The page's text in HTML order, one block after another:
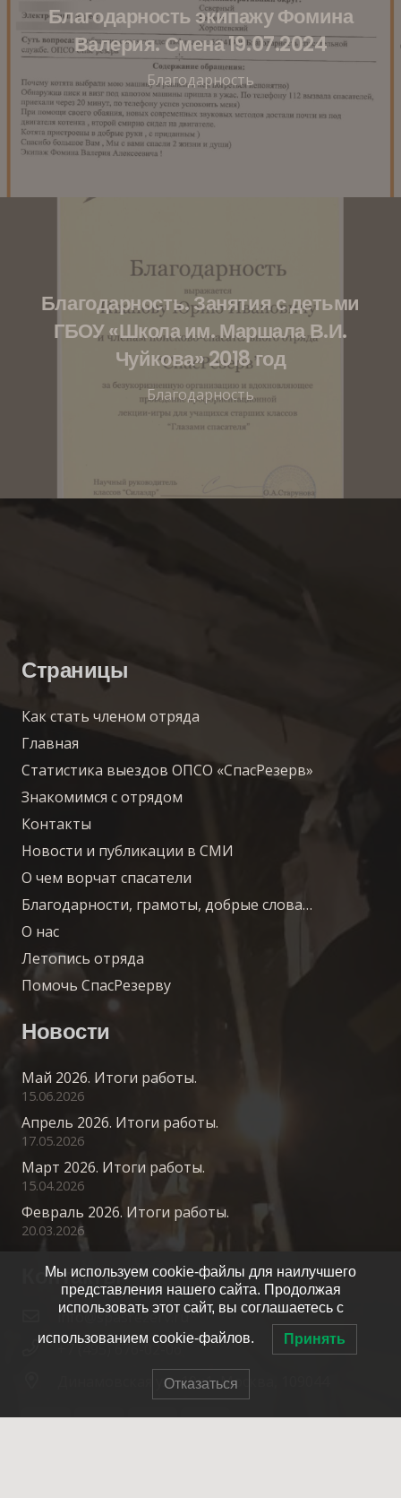
Благодарность экипажу Фомина
Валерия. Смена 19.07.2024
Благодарность
Благодарность. Занятия с детьми
ГБОУ «Школа им. Маршала В.И.
Чуйкова» 2018 год
Благодарность
Страницы
Как стать членом отряда
Главная
Статистика выездов ОПСО «СпасРезерв»
Знакомимся с отрядом
Контакты
Новости и публикации в СМИ
О чем ворчат спасатели
Благодарности, грамоты, добрые слова…
О нас
Летопись отряда
Помочь СпасРезерву
Новости
Май 2026. Итоги работы.
15.06.2026
Апрель 2026. Итоги работы.
17.05.2026
Март 2026. Итоги работы.
15.04.2026
Февраль 2026. Итоги работы.
20.03.2026
Контакты
info@spasrezerv.ru
+7 (495) 676-02-06
Динамовская ул., 10к1, Москва, 109044
Мы используем cookie-файлы для наилучшего
представления нашего сайта. Продолжая
использовать этот сайт, вы соглашаетесь с
использованием cookie-файлов. Принять
Отказаться